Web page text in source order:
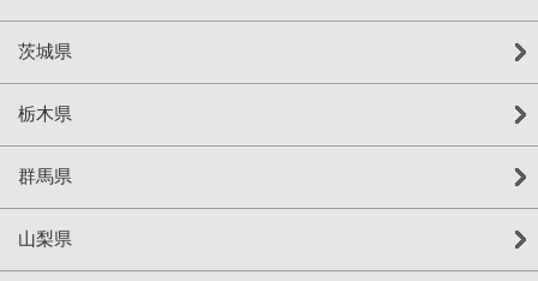
茨城県
栃木県
群馬県
山梨県